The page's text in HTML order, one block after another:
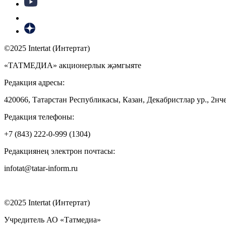
©2025 Intertat (Интертат)
«ТАТМЕДИА» акционерлык җәмгыяте
Редакция адресы:
420066, Татарстан Республикасы, Казан, Декабристлар ур.,
Редакция телефоны:
+7 (843) 222-0-999 (1304)
Редакциянең электрон почтасы:
infotat@tatar-inform.ru
©2025 Intertat (Интертат)
Учредитель АО «Татмедиа»